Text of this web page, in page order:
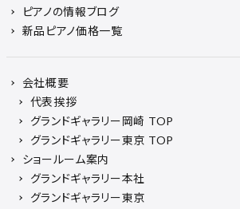
ピアノの情報ブログ
新品ピアノ価格一覧
会社概要
代表挨拶
グランドギャラリー岡崎 TOP
グランドギャラリー東京 TOP
ショールーム案内
グランドギャラリー本社
グランドギャラリー東京